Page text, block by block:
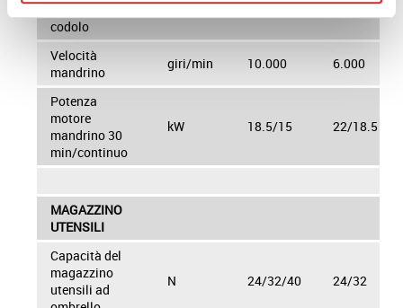
portautensili e
codolo
BT 40 50
Velocità
mandrino
giri/min 10.000 6.000
Potenza
motore
mandrino 30
min/continuo
kW 18.5/15 22/18.5
MAGAZZINO
UTENSILI
Capacità del
magazzino
utensili ad
N 24/32/40 24/32